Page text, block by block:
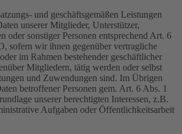
und geschäftsgemäßen Leistungen
unserer Mitglieder, Unterstützer,
oder sonstiger Personen entsprechend Art. 6
sofern wir ihnen gegenüber vertragliche
im Rahmen bestehender geschäftlicher
Mitgliedern, tätig werden oder selbst
und Zuwendungen sind. Im Übrigen
betroffener Personen gem. Art. 6 Abs. 1
unserer berechtigten Interessen, z.B.
Aufgaben oder Öffentlichkeitsarbeit